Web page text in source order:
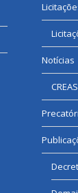
Notícias
CREAS